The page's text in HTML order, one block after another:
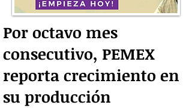
Por octavo mes
consecutivo, PEMEX
reporta crecimiento en
su producción